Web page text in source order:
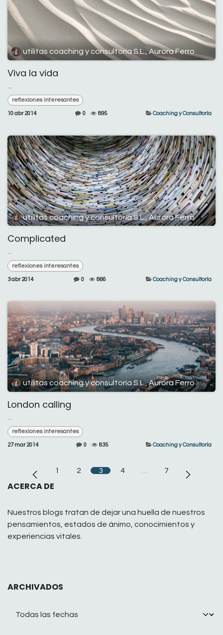
utilitas coaching y consultoría S.L., Aurora Ferro
Viva la vida
...
reflexiones interesantes
10 abr 2014 0 895 Coaching y Consultoría
utilitas coaching y consultoría S.L., Aurora Ferro
Complicated
...
reflexiones interesantes
3 abr 2014 0 866 Coaching y Consultoría
utilitas coaching y consultoría S.L., Aurora Ferro
London calling
...
reflexiones interesantes
27 mar 2014 0 835 Coaching y Consultoría
1 2 3 4 … 7
ACERCA DE
Nuestros blogs tratan de dejar una huella de nuestros
pensamientos, estados de ánimo, conocimientos y
experiencias vitales.
ARCHIVADOS